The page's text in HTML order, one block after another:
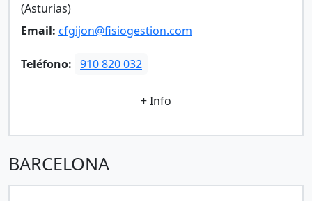
(Asturias)
Email: cfgijon@fisiogestion.com
Teléfono: 910 820 032
+ Info
BARCELONA